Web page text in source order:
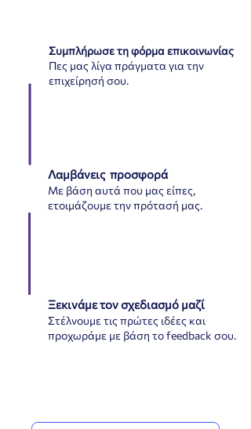
Συμπλήρωσε τη φόρμα επικοινωνίας
Πες μας λίγα πράγματα για την
επιχείρησή σου.
Λαμβάνεις προσφορά
Με βάση αυτά που μας είπες,
ετοιμάζουμε την πρότασή μας.
Ξεκινάμε τον σχεδιασμό μαζί
Στέλνουμε τις πρώτες ιδέες και
προχωράμε με βάση το feedback σου.